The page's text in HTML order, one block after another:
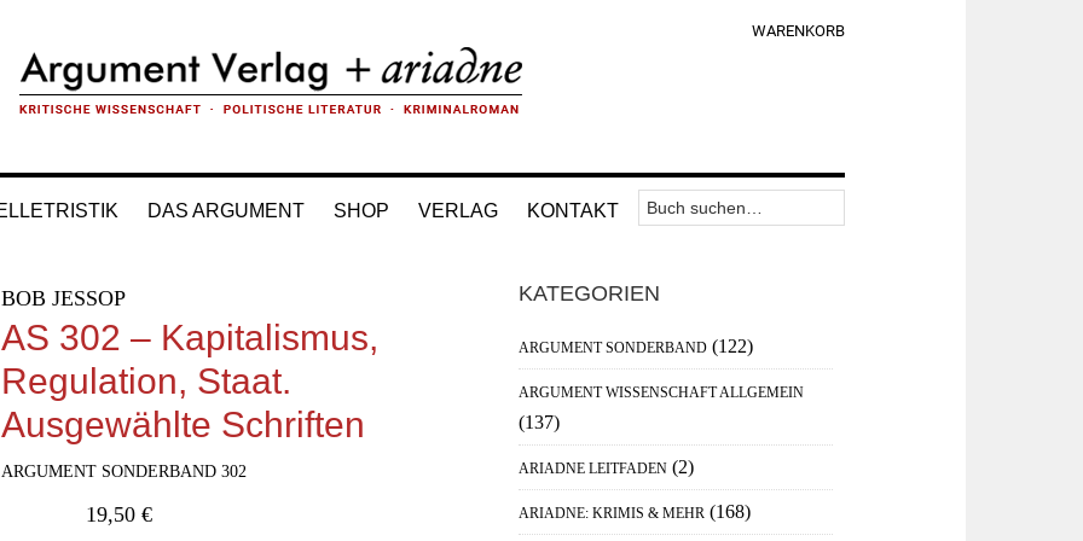
WARENKORB
DAS ARGUMENT SHOP VERLAG KONTAKT
Nav
Area
Suchen
nach:
BOB JESSOP
AS 302 – Kapitalismus,
Regulation, Staat.
Ausgewählte Schriften
ARGUMENT SONDERBAND 302
19,50 €
Haupt-
Sidebar
KATEGORIEN
ARGUMENT SONDERBAND (122)
ARGUMENT WISSENSCHAFT ALLGEMEIN
(137)
ARIADNE LEITFADEN (2)
ARIADNE: KRIMIS & MEHR (168)